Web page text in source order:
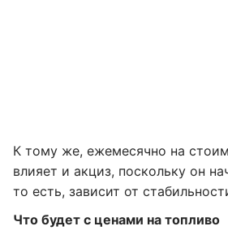
К тому же, ежемесячно на
влияет и акциз, поскольку он
то есть, зависит от
Что будет с ценами на топливо